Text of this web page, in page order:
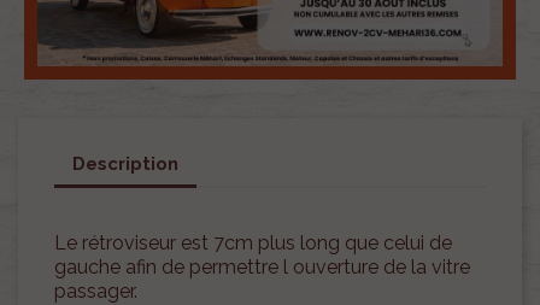
Description
Le rétroviseur est 7cm plus long que celui de
gauche afin de permettre l ouverture de la vitre
passager.